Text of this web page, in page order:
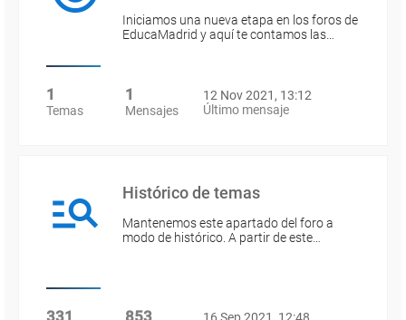
Iniciamos una nueva etapa en los foros de
EducaMadrid y aquí te contamos las…
1
Temas
1
Mensajes
12 Nov 2021, 13:12
Último mensaje
Histórico de temas
Mantenemos este apartado del foro a
modo de histórico. A partir de este…
331 853